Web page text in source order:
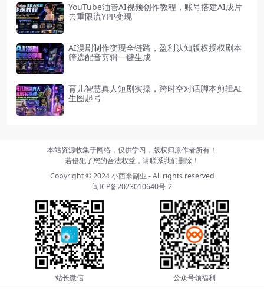
YouTube油管AI视频创作教程，账号搭建AI成片
去重限流YPP变现
AI漫剧制作变现全链路，盈利认知版权授权剧本
筛选配音剪辑一键生成
育儿智慧真人短剧实操，跨时空对话脚本剪辑AI
生图起号
本站资源收集于网络，仅供学习，版权归原作者所有！
若侵犯了您的合法权益，请联系我们删除！
Copyright © 2024小西米副业 - All rights reserved
闽ICP备2023010640号-2
站长微信 公众号领福利